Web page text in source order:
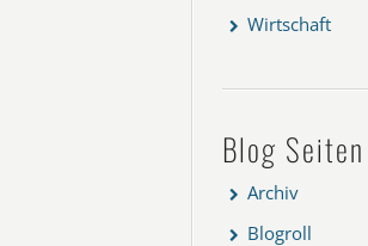
Wirtschaft
Blog Seiten
Archiv
Blogroll